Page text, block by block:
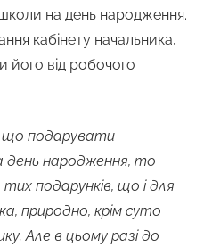
на день народження.
кабінету начальника,
його від робочого
подарувати
день народження, то
подарунків, що і для
природно, крім суто
Але в цьому разі до